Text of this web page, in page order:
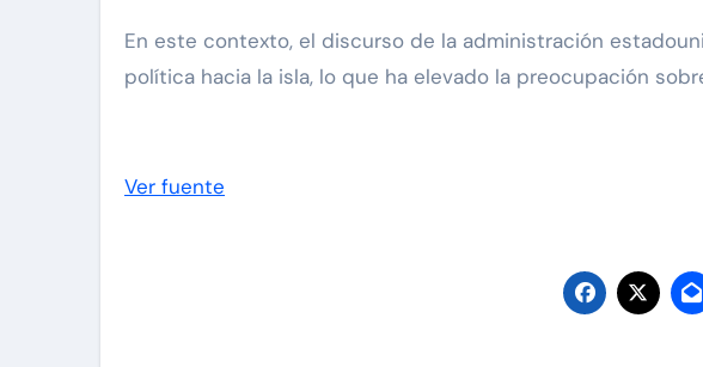
En este contexto, el discurso de la administración
política hacia la isla, lo que ha elevado la preocupación
Ver fuente